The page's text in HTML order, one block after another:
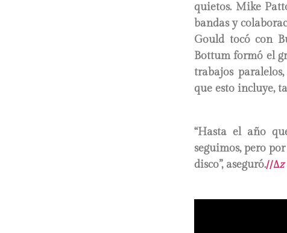
quietos. Mike
bandas y
Gould tocó con
Bottum formó el
trabajos
que esto incluye,
“Hasta el año
seguimos, pero
disco”, aseguró.//∆z